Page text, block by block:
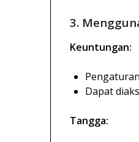
3.
Keuntungan:
Dapat
Tangga: